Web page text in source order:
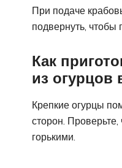
При подаче
подвернуть, чтобы
Как
из огурцов
Крепкие огурцы
сторон.
горькими.